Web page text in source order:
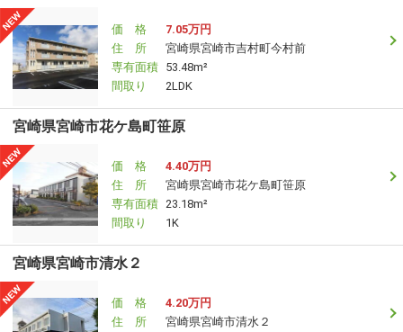
価 格
7.05万円
住 所
宮崎県宮崎市吉村町今村前
専有面積 53.48m²
間取り
2LDK
宮崎県宮崎市花ケ島町笹原
価 格
4.40万円
住 所
宮崎県宮崎市花ケ島町笹原
専有面積 23.18m²
間取り
1K
宮崎県宮崎市清水２
価 格
4.20万円
住 所
宮崎県宮崎市清水２